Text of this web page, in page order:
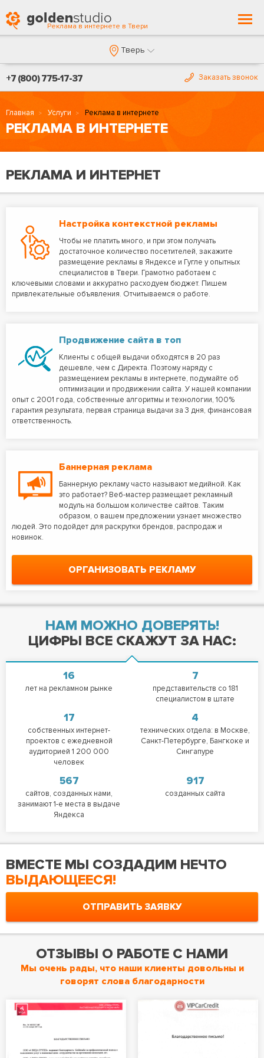
Реклама в интернете в Твери
Тверь
+7 (800) 775-17-37 Заказать звонок
Главная Услуги Реклама в интернете
РЕКЛАМА В ИНТЕРНЕТЕ
РЕКЛАМА И ИНТЕРНЕТ
Настройка контекстной рекламы
Чтобы не платить много, и при этом получать
достаточное количество посетителей, закажите
размещение рекламы в Яндексе и Гугле у опытных
специалистов в Твери. Грамотно работаем с
ключевыми словами и аккуратно расходуем бюджет. Пишем
привлекательные объявления. Отчитываемся о работе.
Продвижение сайта в топ
Клиенты с общей выдачи обходятся в 20 раз
дешевле, чем с Директа. Поэтому наряду с
размещением рекламы в интернете, подумайте об
оптимизации и продвижении сайта. У нашей компании
опыт с 2001 года, собственные алгоритмы и технологии, 100%
гарантия результата, первая страница выдачи за 3 дня, финансовая
ответственность.
Баннерная реклама
Баннерную рекламу часто называют медийной. Как
это работает? Веб-мастер размещает рекламный
модуль на большом количестве сайтов. Таким
образом, о вашем предложении узнает множество
людей. Это подойдет для раскрутки брендов, распродаж и
новинок.
ОРГАНИЗОВАТЬ РЕКЛАМУ
НАМ МОЖНО ДОВЕРЯТЬ!
ЦИФРЫ ВСЕ СКАЖУТ ЗА НАС:
16
лет на рекламном рынке
7
представительств со 181
специалистом в штате
17
собственных интернет-
проектов с ежедневной
аудиторией 1 200 000
человек
4
технических отдела: в Москве,
Санкт-Петербурге, Бангкоке и
Сингапуре
567
сайтов, созданных нами,
занимают 1-е места в выдаче
Яндекса
917
созданных сайта
ВМЕСТЕ МЫ СОЗДАДИМ НЕЧТО
ВЫДАЮЩЕЕСЯ!
ОТПРАВИТЬ ЗАЯВКУ
ОТЗЫВЫ О РАБОТЕ С НАМИ
Мы очень рады, что наши клиенты довольны и
говорят слова благодарности